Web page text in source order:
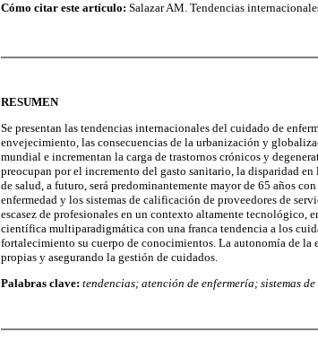
Cómo citar este artículo: Salazar AM. Tendencias
RESUMEN
Se presentan las tendencias internacionales del cuidado de
envejecimiento, las consecuencias de la urbanización y
mundial e incrementan la carga de trastornos crónicos y
preocupan por el incremento del gasto sanitario, la disparidad
de salud, a futuro, será predominantemente mayor de 65 años
enfermedad y los sistemas de calificación de proveedores de
escasez de profesionales en un contexto altamente tecnológico,
científica multiparadigmática con una franca tendencia a los
fortalecimiento su cuerpo de conocimientos. La autonomía de la
propias y asegurando la gestión de cuidados.
Palabras clave: tendencias; atención de enfermería; sistemas